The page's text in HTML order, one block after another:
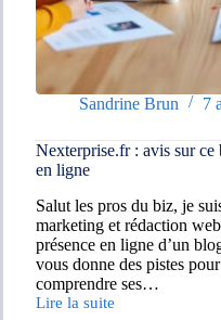
Sandrine Brun 7
Nexterprise.fr : avis sur ce
en ligne
Salut les pros du biz, je
marketing et rédaction
présence en ligne d’un
vous donne des pistes
comprendre ses…
Lire la suite
Nexterprise.fr